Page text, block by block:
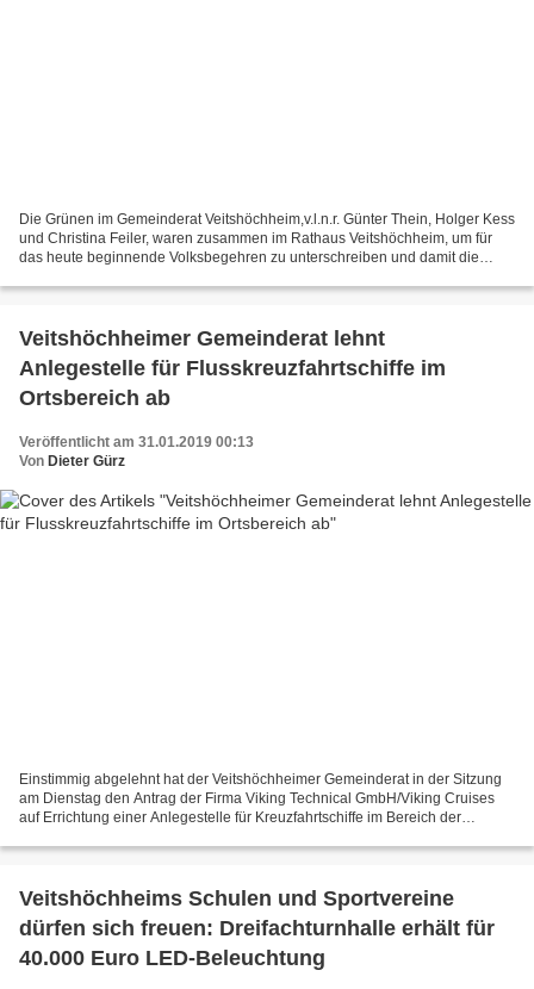
Die Grünen im Gemeinderat Veitshöchheim,v.l.n.r. Günter Thein, Holger Kess
und Christina Feiler, waren zusammen im Rathaus Veitshöchheim, um für
das heute beginnende Volksbegehren zu unterschreiben und damit die
Veitshöchheimer Gemeinderat lehnt
Anlegestelle für Flusskreuzfahrtschiffe im
Ortsbereich ab
Veröffentlicht am 31.01.2019 00:13
Von Dieter Gürz
Einstimmig abgelehnt hat der Veitshöchheimer Gemeinderat in der Sitzung
am Dienstag den Antrag der Firma Viking Technical GmbH/Viking Cruises
auf Errichtung einer Anlegestelle für Kreuzfahrtschiffe im Bereich der
Veitshöchheims Schulen und Sportvereine
dürfen sich freuen: Dreifachturnhalle erhält für
40.000 Euro LED-Beleuchtung